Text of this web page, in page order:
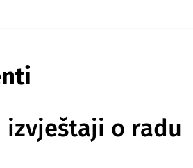
izvještaji o radu